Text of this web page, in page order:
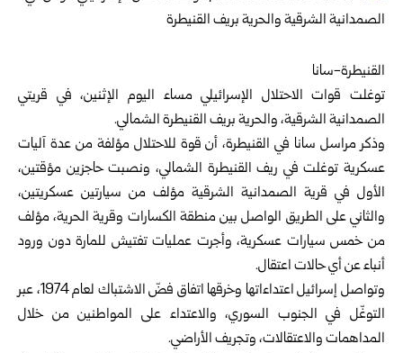
القنيطرة-سانا
توغلت قوات الاحتلال الإسرائيلي مساء اليوم الإثنين، في قريتي
الصمدانية الشرقية، والحرية بريفالقنيطرةالشمالي.
وذكر مراسل سانا في القنيطرة، أن قوة للاحتلال مؤلفة من عدة آليات
عسكرية توغلت في ريف القنيطرة الشمالي، ونصبت حاجزين مؤقتين،
الأول في قرية الصمدانية الشرقية مؤلف من سيارتين عسكريتين،
والثاني على الطريق الواصل بين منطقة الكسارات وقرية الحرية، مؤلف
من خمس سيارات عسكرية، وأجرت عمليات تفتيش للمارة دون ورود
أنباء عن أي حالات اعتقال.
وتواصل إسرائيل اعتداءاتها وخرقها اتفاق فضّ الاشتباك لعام 1974، عبر
التوغّل في الجنوب السوري، والاعتداء على المواطنين من خلال
المداهمات والاعتقالات، وتجريف الأراضي.